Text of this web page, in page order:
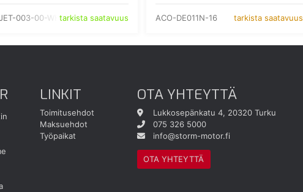
003-00-WHtarkista saatavuus ACO-DE011N-16 tarkista saatavuus
LINKIT
Toimitusehdot
Maksuehdot
Työpaikat
OTA YHTEYTTÄ
Lukkosepänkatu 4, 20320 Turku
075 326 5000
info@storm-motor.fi
OTA YHTEYTTÄ